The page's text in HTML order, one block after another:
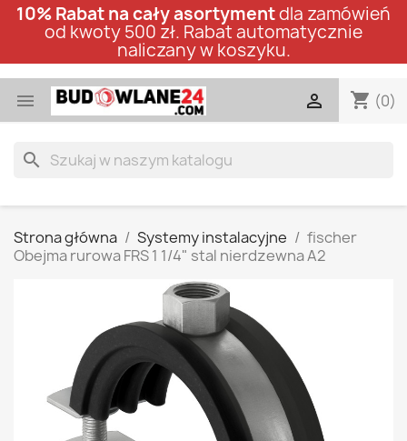
10% Rabat na cały asortymentdla zamówień
od kwoty 500 zł. Rabat automatycznie
naliczany w koszyku.
 shopping_cart (0)

search
Strona główna Systemy instalacyjne
fischer
Obejma rurowa FRS 1 1/4" stal nierdzewna A2